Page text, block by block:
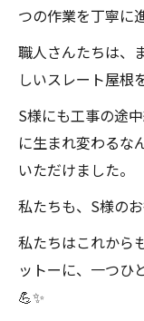
つの作業を丁寧に
職人さんたちは、
しいスレート屋根
S様にも工事の途
に生まれ変わるな
いただけました。
私たちも、S様の
私たちはこれから
ットーに、一つひ
💪✨